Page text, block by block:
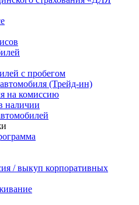
с пробегом
(Трейд-ин)
на комиссию
наличии
/ выкуп корпоративных